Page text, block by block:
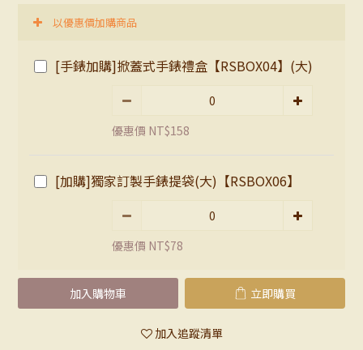
以優惠價加購商品
[手錶加購]掀蓋式手錶禮盒【RSBOX04】(大)
優惠價 NT$158
[加購]獨家訂製手錶提袋(大)【RSBOX06】
優惠價 NT$78
加入購物車 立即購買
加入追蹤清單